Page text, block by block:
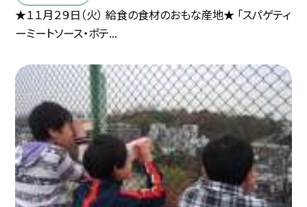
★１１月２９日（火） 給食の食材のおもな産地★ 「スパゲティ
ーミートソース・ポテ...